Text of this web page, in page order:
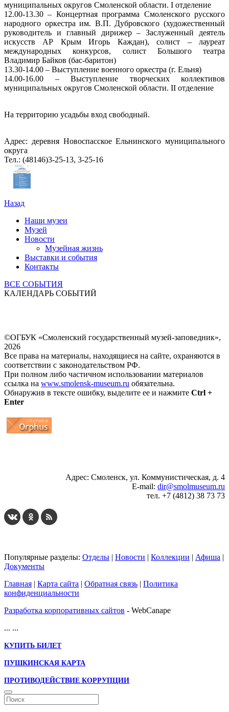
муниципальных округов Смоленской области. I отделение
12.00-13.30 – Концертная программа Смоленского русского
народного оркестра им. В.П. Дубровского (художественный
руководитель и главный дирижер – Заслуженный деятель
искусств АР Крым Игорь Каждан), солист – лауреат
международных конкурсов, солист Большого театра
Владимир Байков (бас-баритон)
13.30-14.00 – Выступление военного оркестра (г. Ельня)
14.00-16.00 – Выступление творческих коллективов
муниципальных округов Смоленской области. II отделение
На территорию усадьбы вход свободный.
Адрес: деревня Новоспасское Ельнинского муниципального
округа
Тел.: (48146)3-25-13, 3-25-16
Назад
Наши музеи
Музей
Новости
Музейная жизнь
Выставки и события
Контакты
ВСЕ СОБЫТИЯ
КАЛЕНДАРЬ СОБЫТИЙ
©ОГБУК «Смоленский государственный музей-заповедник»,
2026
Все права на материалы, находящиеся на сайте, охраняются в
соответствии с законодательством РФ.
При полном либо частичном использовании материалов
ссылка на www.smolensk-museum.ru обязательна.
Обнаружив в тексте ошибку, выделите ее и нажмите Ctrl +
Enter
Адрес: Смоленск, ул. Коммунистическая, д. 4
E-mail: dir@smolmuseum.ru
тел. +7 (4812) 38 73 73
Популярные разделы: Отделы | Новости | Коллекции | Афиша |
Документы
Главная | Карта сайта | Обратная связь | Политика
конфиденциальности
Разработка корпоративных сайтов - WebCanape
... ...
КУПИТЬ БИЛЕТ
ПУШКИНСКАЯ КАРТА
ПРОТИВОДЕЙСТВИЕ КОРРУПЦИИ